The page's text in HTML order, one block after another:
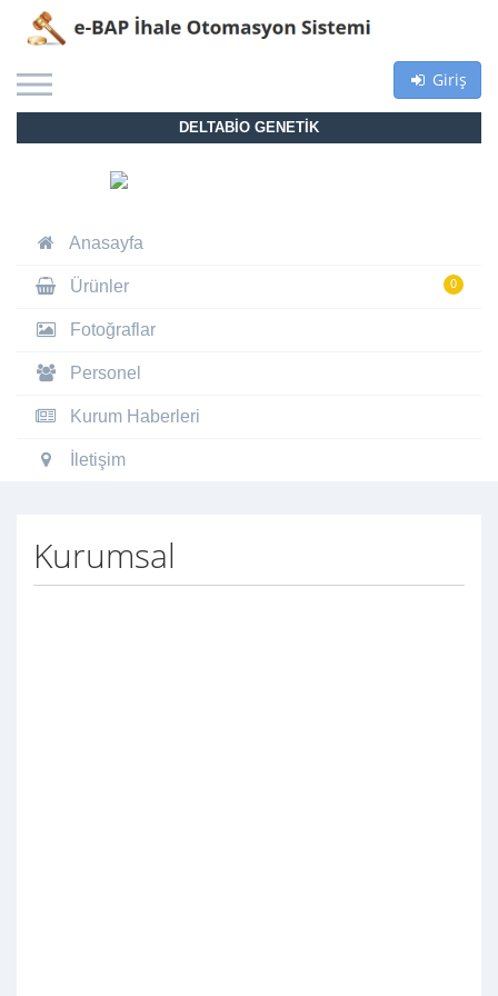
Giriş
DELTABİO GENETİK
Anasayfa
0
Ürünler
Fotoğraflar
Personel
Kurum Haberleri
İletişim
Kurumsal